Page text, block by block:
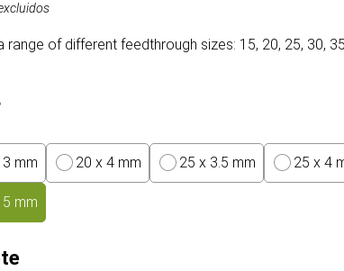
range of different feedthrough sizes: 15, 20, 25, 30,
mm 20 x 4 mm 25 x 3.5 mm 25 x 4
mm